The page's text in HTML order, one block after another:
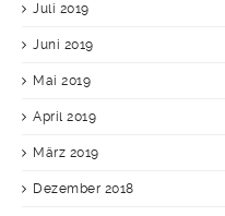
Juli 2019
Juni 2019
Mai 2019
April 2019
März 2019
Dezember 2018